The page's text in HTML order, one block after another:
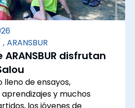
, ARANSBUR
disfrutan
lleno de ensayos,
y muchos
los jóvenes de